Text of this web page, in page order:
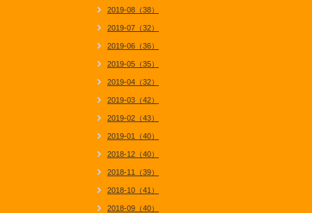
2019-08（38）
2019-07（32）
2019-06（36）
2019-05（35）
2019-04（32）
2019-03（42）
2019-02（43）
2019-01（40）
2018-12（40）
2018-11（39）
2018-10（41）
2018-09（40）